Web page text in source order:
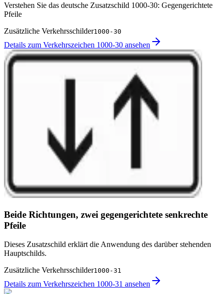
Verstehen Sie das deutsche Zusatzschild 1000-30: Gegengerichtete
Pfeile
Zusätzliche Verkehrsschilder1000-30
Details zum Verkehrszeichen 1000-30 ansehen
Beide Richtungen, zwei gegengerichtete senkrechte
Pfeile
Dieses Zusatzschild erklärt die Anwendung des darüber stehenden
Hauptschilds.
Zusätzliche Verkehrsschilder1000-31
Details zum Verkehrszeichen 1000-31 ansehen